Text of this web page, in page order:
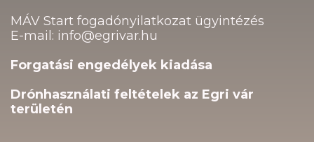
MÁV Start fogadónyilatkozat ügyintézés
E-mail: info@egrivar.hu
Forgatási engedélyek kiadása
Drónhasználati feltételek az Egri vár
területén